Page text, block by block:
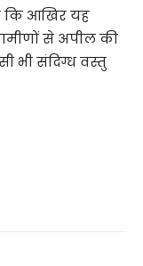
कि आखिर यह
से अपील की
भी संदिग्ध वस्तु